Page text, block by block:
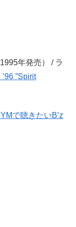
年発売） / ラ
”Spirit
で聴きたいB’z